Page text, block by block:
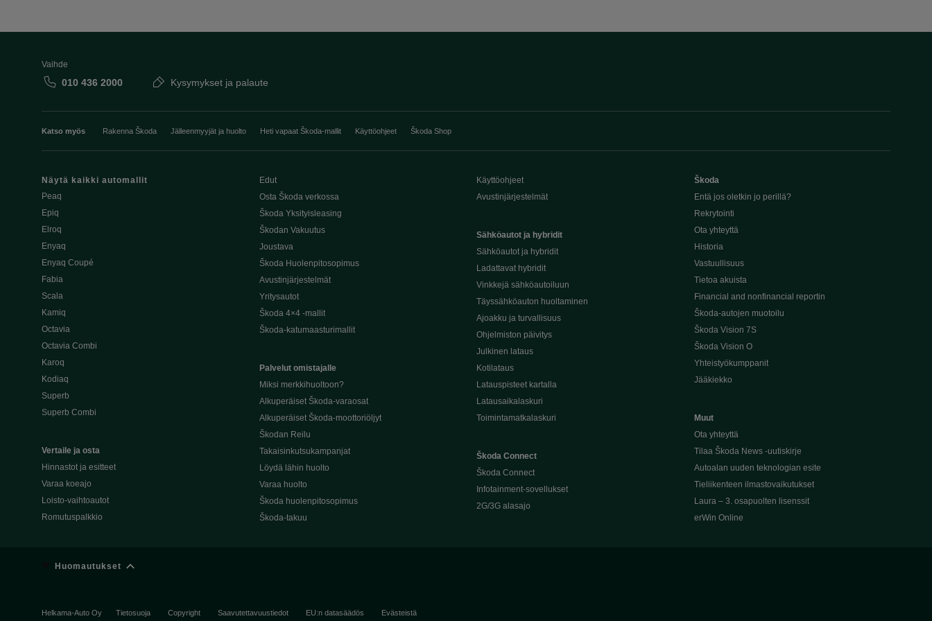
Vaihde
010 436 2000 Kysymykset ja palaute
Katso myös Rakenna Škoda Jälleenmyyjät ja huolto Heti vapaat Škoda-mallit Käyttöohjeet Škoda Shop
Näytä kaikki automallit
Peaq
Epiq
Elroq
Enyaq
Enyaq Coupé
Fabia
Scala
Kamiq
Octavia
Octavia Combi
Karoq
Kodiaq
Superb
Superb Combi
Vertaile ja osta
Hinnastot ja esitteet
Varaa koeajo
Loisto-vaihtoautot
Romutuspalkkio
Edut
Osta Škoda verkossa
Škoda Yksityisleasing
Škodan Vakuutus
Joustava
Škoda Huolenpitosopimus
Avustinjärjestelmät
Yritysautot
Škoda 4×4 -mallit
Škoda-katumaasturimallit
Palvelut omistajalle
Miksi merkkihuoltoon?
Alkuperäiset Škoda-varaosat
Alkuperäiset Škoda-moottoriöljyt
Škodan Reilu
Takaisinkutsukampanjat
Löydä lähin huolto
Varaa huolto
Škoda huolenpitosopimus
Škoda-takuu
Käyttöohjeet
Avustinjärjestelmät
Sähköautot ja hybridit
Sähköautot ja hybridit
Ladattavat hybridit
Vinkkejä sähköautoiluun
Täyssähköauton huoltaminen
Ajoakku ja turvallisuus
Ohjelmiston päivitys
Julkinen lataus
Kotilataus
Latauspisteet kartalla
Latausaikalaskuri
Toimintamatkalaskuri
Škoda Connect
Škoda Connect
Infotainment-sovellukset
2G/3G alasajo
Škoda
Entä jos oletkin jo perillä?
Rekrytointi
Ota yhteyttä
Historia
Vastuullisuus
Tietoa akuista
Financial and nonfinancial reportin
Škoda-autojen muotoilu
Škoda Vision 7S
Škoda Vision O
Yhteistyökumppanit
Jääkiekko
Muut
Ota yhteyttä
Tilaa Škoda News -uutiskirje
Autoalan uuden teknologian esite
Tieliikenteen ilmastovaikutukset
Laura – 3. osapuolten lisenssit
erWin Online
Huomautukset
Helkama-Auto Oy Tietosuoja Copyright Saavutettavuustiedot EU:n datasäädös Evästeistä